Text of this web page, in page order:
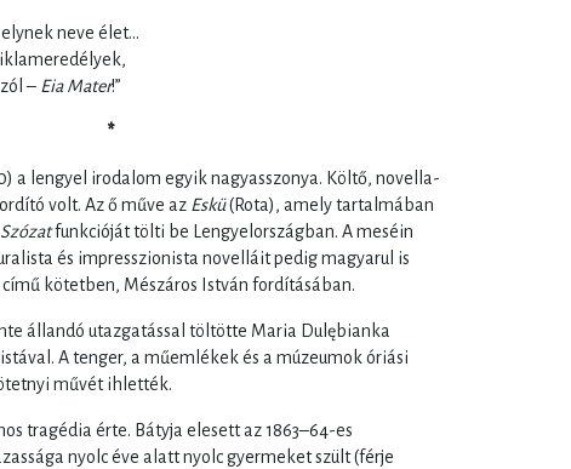
neve élet…
– Eia Mater!”
*
a lengyel irodalom egyik nagyasszonya. Költő, novella-
volt. Az ő műve az Eskü(Rota), amely tartalmában
Szózatfunkcióját tölti be Lengyelországban. A meséin
és impresszionista novelláit pedig magyarul is
című kötetben, Mészáros István fordításában.
állandó utazgatással töltötte Maria Dulębianka
A tenger, a műemlékek és a múzeumok óriási
művét ihlették.
tragédia érte. Bátyja elesett az 1863–64-es
nyolc éve alatt nyolc gyermeket szült (férje